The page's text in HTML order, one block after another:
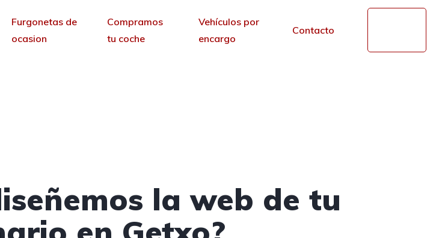
Furgonetas de
ocasion
Compramos
tu coche
Vehículos por
encargo
Contacto
la web de tu